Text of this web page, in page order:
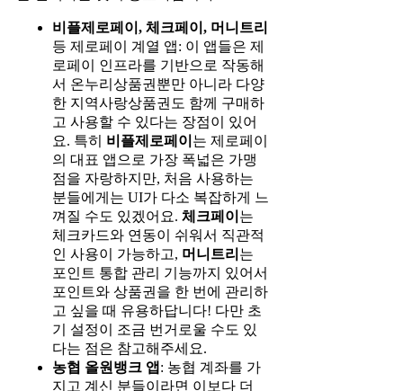
비플제로페이, 체크페이, 머니트리
등 제로페이 계열 앱: 이 앱들은 제
로페이 인프라를 기반으로 작동해
서 온누리상품권뿐만 아니라 다양
한 지역사랑상품권도 함께 구매하
고 사용할 수 있다는 장점이 있어
요. 특히 비플제로페이 는 제로페이
의 대표 앱으로 가장 폭넓은 가맹
점을 자랑하지만, 처음 사용하는
분들에게는 UI가 다소 복잡하게 느
껴질 수도 있겠어요. 체크페이 는
체크카드와 연동이 쉬워서 직관적
인 사용이 가능하고, 머니트리 는
포인트 통합 관리 기능까지 있어서
포인트와 상품권을 한 번에 관리하
고 싶을 때 유용하답니다! 다만 초
기 설정이 조금 번거로울 수도 있
다는 점은 참고해주세요.
농협 올원뱅크 앱 : 농협 계좌를 가
지고 계신 분들이라면 이보다 더